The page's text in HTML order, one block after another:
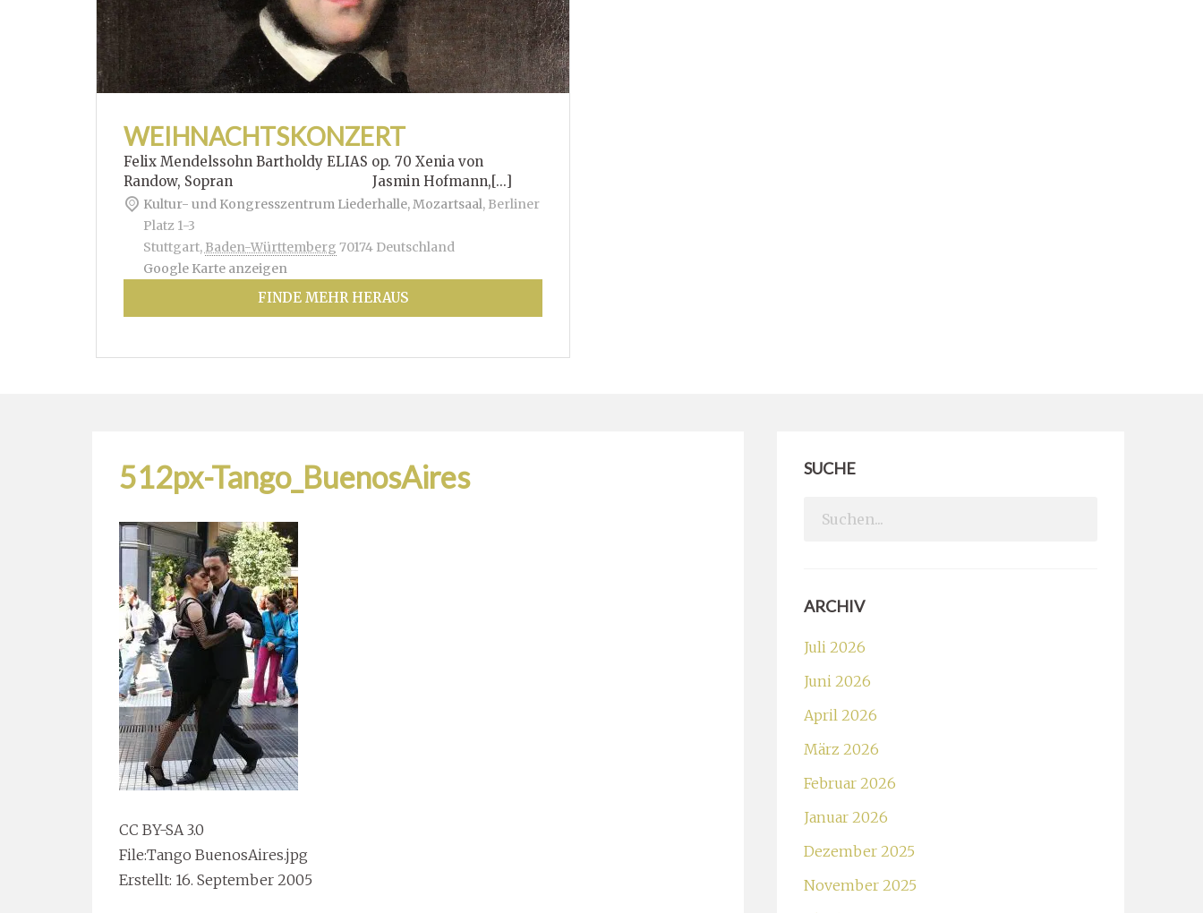
WEIHNACHTSKONZERT
Felix Mendelssohn Bartholdy ELIAS op. 70 Xenia von
Randow, Sopran Jasmin Hofmann,[...]
Kultur- und Kongresszentrum Liederhalle, Mozartsaal, Berliner
Platz 1-3
Stuttgart, Baden-Württemberg 70174 Deutschland
Google Karte anzeigen
FINDE MEHR HERAUS
512px-Tango_BuenosAires
CC BY-SA 3.0
File:Tango BuenosAires.jpg
Erstellt: 16. September 2005
SUCHE
Search
ARCHIV
Juli 2026
Juni 2026
April 2026
März 2026
Februar 2026
Januar 2026
Dezember 2025
November 2025